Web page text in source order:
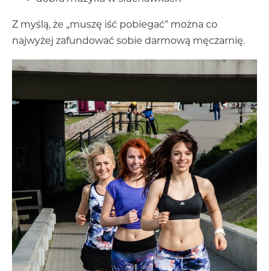
Z myślą, że „muszę iść pobiegać” można co
najwyżej zafundować sobie darmową męczarnię.